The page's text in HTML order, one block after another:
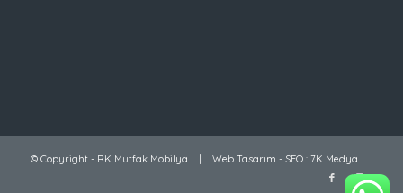
© Copyright - RK Mutfak Mobilya | Web Tasarım - SEO: 7K Medya